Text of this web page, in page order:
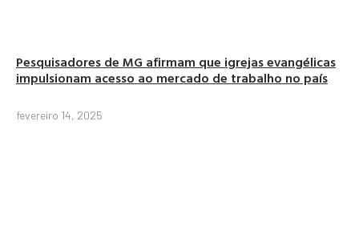
Pesquisadores de MG afirmam que igrejas evangélicas
impulsionam acesso ao mercado de trabalho no país
fevereiro 14, 2025